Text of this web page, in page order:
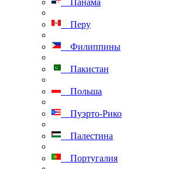
Панама
Перу
Филиппины
Пакистан
Польша
Пуэрто-Рико
Палестина
Португалия